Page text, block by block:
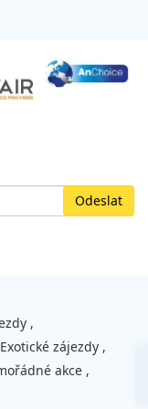
,
Exotické zájezdy ,
akce ,